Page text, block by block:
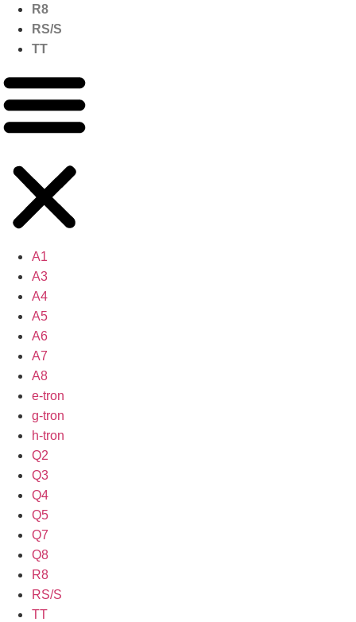
R8
RS/S
TT
A1
A3
A4
A5
A6
A7
A8
e-tron
g-tron
h-tron
Q2
Q3
Q4
Q5
Q7
Q8
R8
RS/S
TT